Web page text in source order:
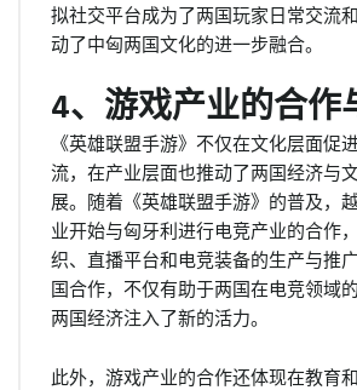
拟社交平台成为了两国玩家日常交流
动了中匈两国文化的进一步融合。
4、游戏产业的合作
《英雄联盟手游》不仅在文化层面促
流，在产业层面也推动了两国经济与
展。随着《英雄联盟手游》的普及，
业开始与匈牙利进行电竞产业的合作
织、直播平台和电竞装备的生产与推
国合作，不仅有助于两国在电竞领域
两国经济注入了新的活力。
此外，游戏产业的合作还体现在教育